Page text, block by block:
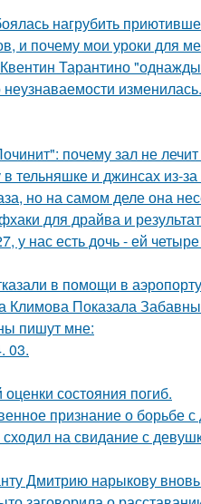
нагрубить
и почему мои уроки для
Тарантино
изменилась.
почему зал не
тельняшке и джинсах из-
но на самом деле она
для драйва и
у нас есть дочь - ей четыре
в помощи в
Климова Показала
пишут мне:
03.
состояния погиб.
признание о борьбе
на свидание с
Дмитрию нарыкову